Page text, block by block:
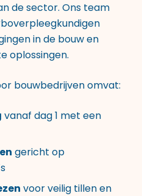
de sector. Ons team
in de bouw en
oplossingen.
bouwbedrijven omvat:
vanaf dag 1 met een
gericht op
voor veilig tillen en